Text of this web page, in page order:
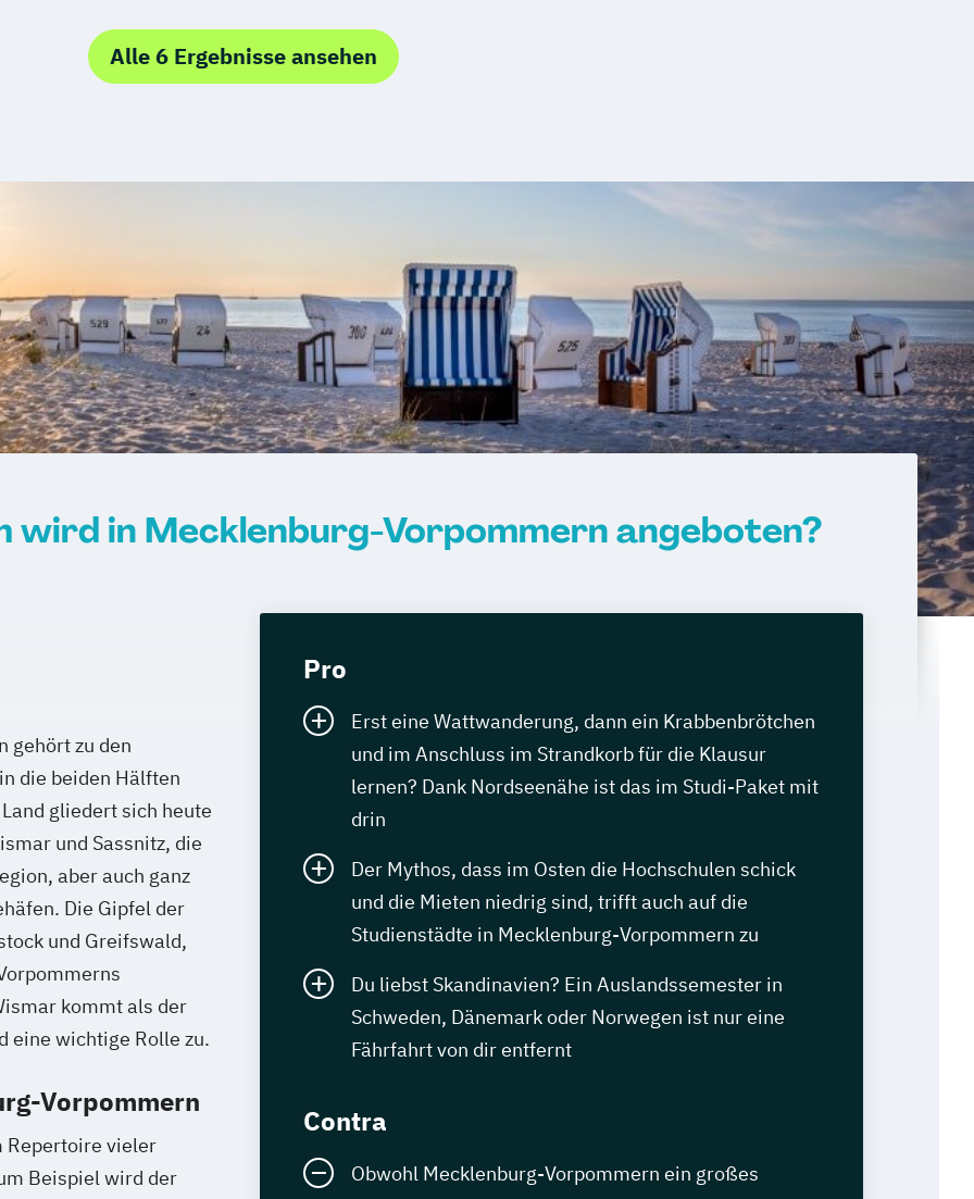
Lehramt Musik
Technische Kommunikation
Alle 6 Ergebnisse ansehen
wird in Mecklenburg-Vorpommern angeboten?
gehört zu den
die beiden Hälften
gliedert sich heute
und Sassnitz, die
aber auch ganz
Die Gipfel der
und Greifswald,
kommt als der
eine wichtige Rolle zu.
Vorpommern
Repertoire vieler
Beispiel wird der
Pro
Erst eine Wattwanderung, dann ein Krabbenbrötchen
und im Anschluss im Strandkorb für die Klausur
lernen? Dank Nordseenähe ist das im Studi-Paket mit
drin
Der Mythos, dass im Osten die Hochschulen schick
und die Mieten niedrig sind, trifft auch auf die
Studienstädte in Mecklenburg-Vorpommern zu
Du liebst Skandinavien? Ein Auslandssemester in
Schweden, Dänemark oder Norwegen ist nur eine
Fährfahrt von dir entfernt
Contra
Obwohl Mecklenburg-Vorpommern ein großes